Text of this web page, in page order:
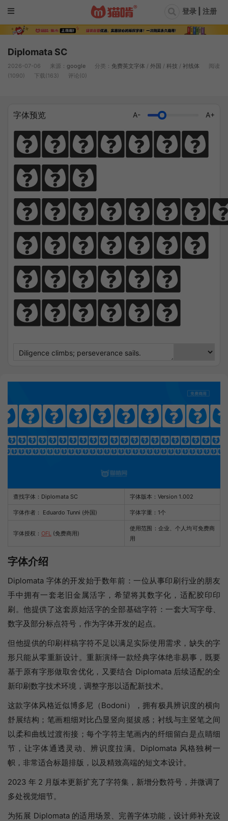
登录 | 注册
Diplomata SC
2026-07-06 来源： google 分类： 免费英文字体 / 外国 / 科技 / 衬线体
阅读
(1090)
下载(163) 评论(0)
字体预览 A- A+
Diligen
ce
climbs;
perseve
rance
sails.
SEEK NOTHING
Sharpens Love, presence
查找字体： Diplomata SC 字体版本：Version 1.002
字体作者： Eduardo Tunni (外国) 字体字重：1个
字体授权： OFL (免费商用)
使用范围：企业、个人均可免费商
用
字体介绍
Diplomata 字体的开发始于数年前：一位从事印刷行业的朋友
手中拥有一套老旧金属活字，希望将其数字化，适配胶印印
刷。他提供了这套原始活字的全部基础字符：一套大写字母、
数字及部分标点符号，作为字体开发的起点。
但他提供的印刷样稿字符不足以满足实际使用需求，缺失的字
形只能从零重新设计。重新演绎一款经典字体绝非易事，既要
基于原有字形做取舍优化，又要结合 Diplomata 后续适配的全
新印刷数字技术环境，调整字形以适配新技术。
这款字体风格近似博多尼（Bodoni），拥有极具辨识度的横向
舒展结构；笔画粗细对比凸显竖向挺拔感；衬线与主竖笔之间
以柔和曲线过渡衔接；每个字符主笔画内的纤细留白是点睛细
节，让字体通透灵动、辨识度拉满。Diplomata 风格独树一
帜，非常适合标题排版，以及精致高端的短文本设计。
2023 年 2 月版本更新扩充了字符集，新增分数符号，并微调了
多处视觉细节。
为拓展 Diplomata 的适用场景、完善字体功能，设计师补充设